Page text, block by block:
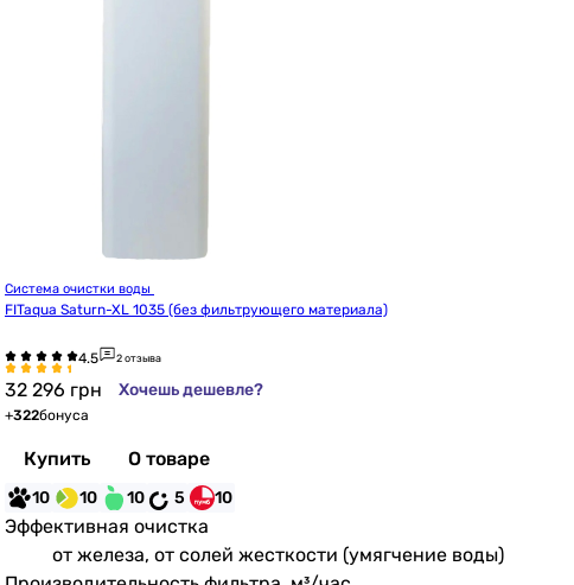
FITaqua Saturn-XL 1035 (без фильтрующего материала)
2 отзыва
32 296 грн Хочешь дешевле?
+322бонуса
Купить О товаре
10 10 10 5 10
Эффективная очистка
от железа, от солей жесткости (умягчение воды)